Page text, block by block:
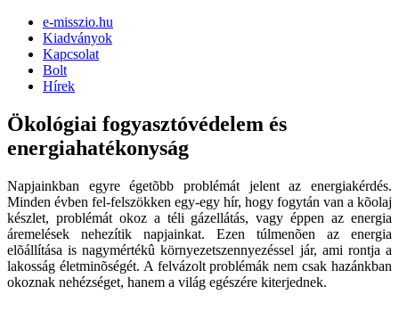
e-misszio.hu
Kiadványok
Kapcsolat
Bolt
Hírek
Ökológiai fogyasztóvédelem és
energiahatékonyság
Napjainkban egyre égetõbb problémát jelent az energiakérdés.
Minden évben fel-felszökken egy-egy hír, hogy fogytán van a kõolaj
készlet, problémát okoz a téli gázellátás, vagy éppen az energia
áremelések nehezítik napjainkat. Ezen túlmenõen az energia
elõállítása is nagymértékû környezetszennyezéssel jár, ami rontja a
lakosság életminõségét. A felvázolt problémák nem csak hazánkban
okoznak nehézséget, hanem a világ egészére kiterjednek.